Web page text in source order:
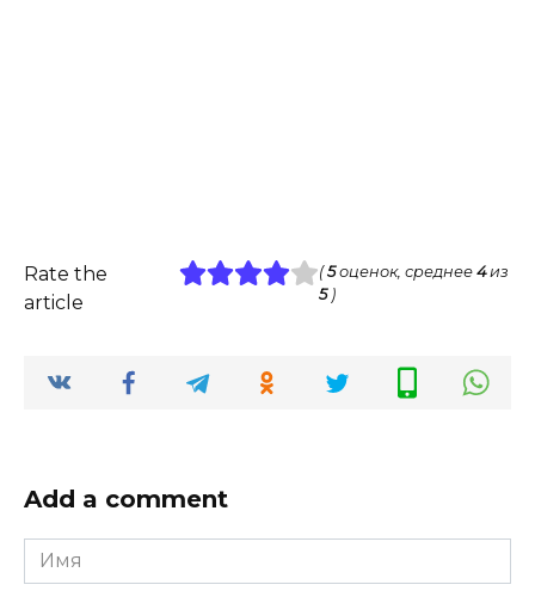
Rate the
article
(5оценок, среднее 4из
5)
Add a comment
Имя
*